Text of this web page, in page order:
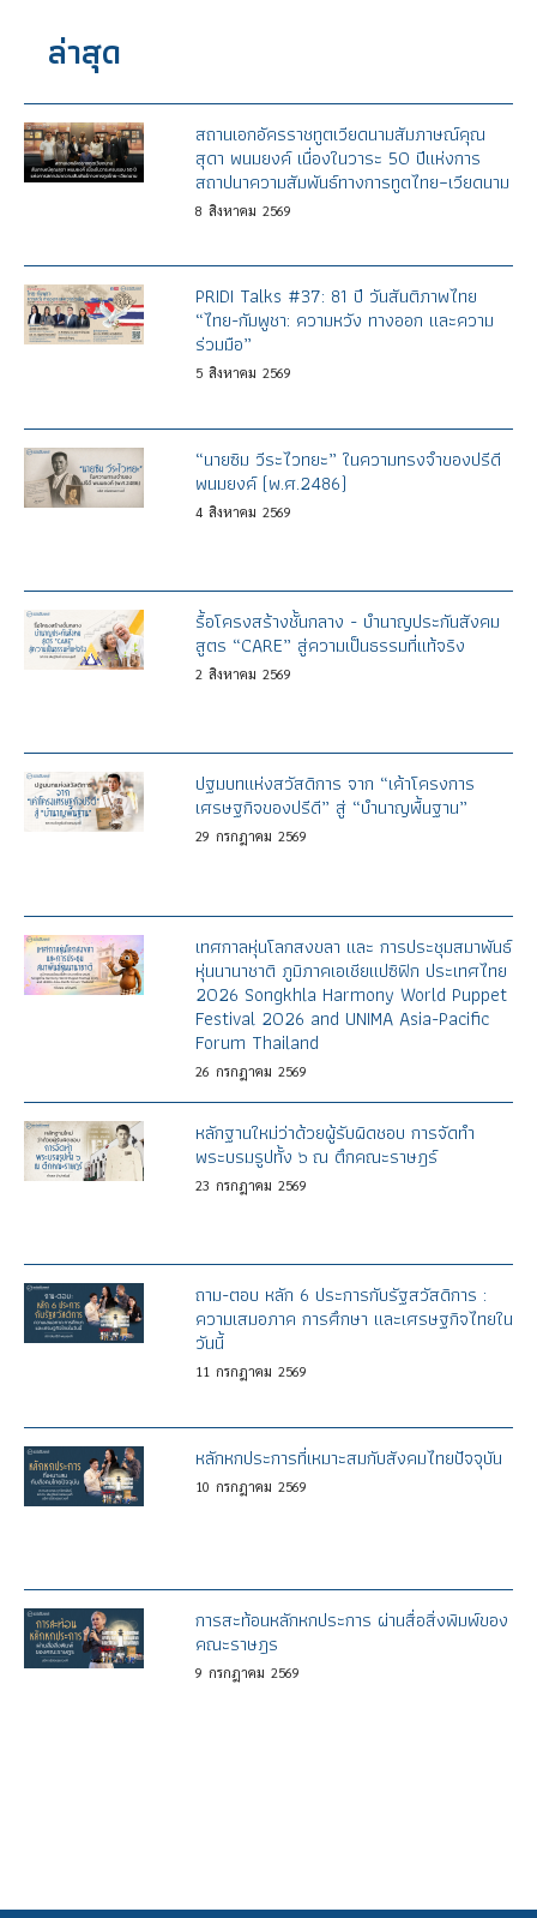
ล่าสุด
สถานเอกอัครราชทูตเวียดนามสัมภาษณ์คุณ
สุดา พนมยงค์ เนื่องในวาระ 50 ปีแห่งการ
สถาปนาความสัมพันธ์ทางการทูตไทย–เวียดนาม
8 สิงหาคม 2569
PRIDI Talks #37: 81 ปี วันสันติภาพไทย
“ไทย-กัมพูชา: ความหวัง ทางออก และความ
ร่วมมือ”
5 สิงหาคม 2569
“นายซิม วีระไวทยะ” ในความทรงจำของปรีดี
พนมยงค์ (พ.ศ.2486)
4 สิงหาคม 2569
รื้อโครงสร้างชั้นกลาง - บำนาญประกันสังคม
สูตร “CARE” สู่ความเป็นธรรมที่แท้จริง
2 สิงหาคม 2569
ปฐมบทแห่งสวัสดิการ จาก “เค้าโครงการ
เศรษฐกิจของปรีดี” สู่ “บำนาญพื้นฐาน”
29 กรกฎาคม 2569
เทศกาลหุ่นโลกสงขลา และ การประชุมสมาพันธ์
หุ่นนานาชาติ ภูมิภาคเอเชียแปซิฟิก ประเทศไทย
2026 Songkhla Harmony World Puppet
Festival 2026 and UNIMA Asia-Pacific
Forum Thailand
26 กรกฎาคม 2569
หลักฐานใหม่ว่าด้วยผู้รับผิดชอบ การจัดทำ
พระบรมรูปทั้ง ๖ ณ ตึกคณะราษฎร์
23 กรกฎาคม 2569
ถาม-ตอบ หลัก 6 ประการกับรัฐสวัสดิการ :
ความเสมอภาค การศึกษา และเศรษฐกิจไทยใน
วันนี้
11 กรกฎาคม 2569
หลักหกประการที่เหมาะสมกับสังคมไทยปัจจุบัน
10 กรกฎาคม 2569
การสะท้อนหลักหกประการ ผ่านสื่อสิ่งพิมพ์ของ
คณะราษฎร
9 กรกฎาคม 2569